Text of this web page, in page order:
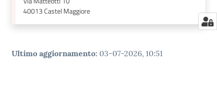
40013Castel Maggiore
Ultimo aggiornamento: 03-07-2026, 10:51